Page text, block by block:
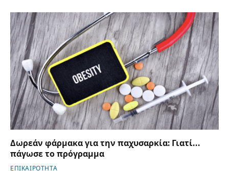
Δωρεάν φάρμακα για την παχυσαρκία: Γιατί…
πάγωσε το πρόγραμμα
ΕΠΙΚΑΙΡΟΤΗΤΑ